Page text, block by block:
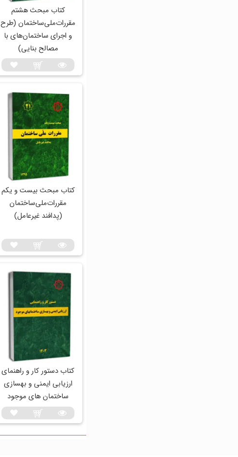
کتاب مبحث هشتم
مقررات‌ملی‌ساختمان (طرح‌
و ‌اجرای ‌ساختمان‌های با
مصالح بنایی)
کتاب مبحث بیست و یکم
مقررات‌ملی‌ساختمان
(پدافند غیرعامل)
کتاب دستور کار و راهنمای
ارزیابی ایمنی و بهسازی
ساختمان های موجود